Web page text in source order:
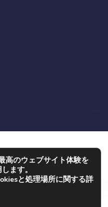
MATERIAL TECHNOLOGY CO.,
RESERVED
高のウェブサイト体験を
ます。
と処理場所に関する詳